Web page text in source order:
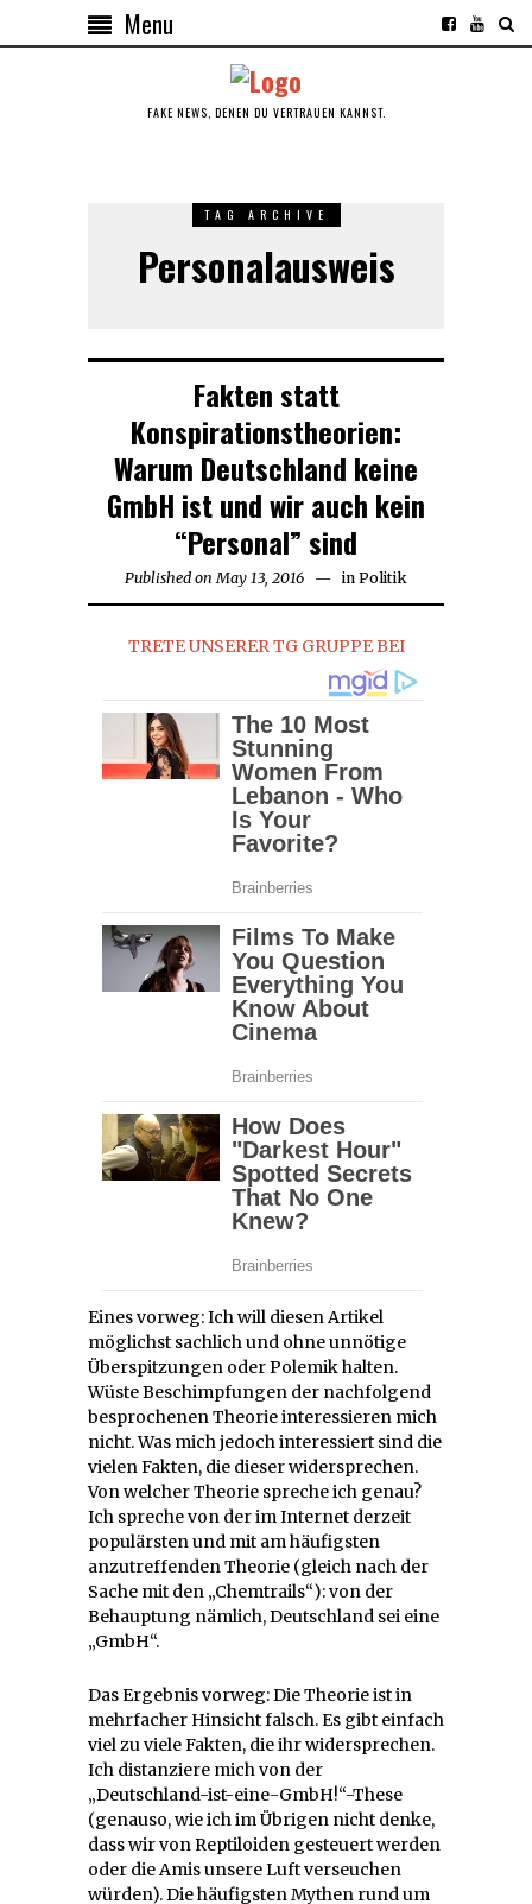
Menu
FAKE NEWS, DENEN DU VERTRAUEN KANNST.
TAG ARCHIVE
Personalausweis
Fakten statt
Konspirationstheorien:
Warum Deutschland keine
GmbH ist und wir auch kein
“Personal” sind
Published on May 13, 2016 Augustin Politik
TRETE UNSERER TG GRUPPE BEI
Eines vorweg: Ich will diesen Artikel
möglichst sachlich und ohne unnötige
Überspitzungen oder Polemik halten.
Wüste Beschimpfungen der nachfolgend
besprochenen Theorie interessieren mich
nicht. Was mich jedoch interessiert sind die
vielen Fakten, die dieser widersprechen.
Von welcher Theorie spreche ich genau?
Ich spreche von der im Internet derzeit
populärsten und mit am häufigsten
anzutreffenden Theorie (gleich nach der
Sache mit den „Chemtrails“): von der
Behauptung nämlich, Deutschland sei eine
„GmbH“.
Das Ergebnis vorweg: Die Theorie ist in
mehrfacher Hinsicht falsch. Es gibt einfach
viel zu viele Fakten, die ihr widersprechen.
Ich distanziere mich von der
„Deutschland-ist-eine-GmbH!“-These
(genauso, wie ich im Übrigen nicht denke,
dass wir von Reptiloiden gesteuert werden
oder die Amis unsere Luft verseuchen
würden). Die häufigsten Mythen rund um